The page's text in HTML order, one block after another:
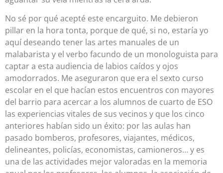
No sé por qué acepté este encarguito. Me debieron
pillar en la hora tonta, porque de qué, si no, estaría yo
aquí deseando tener las artes manuales de un
malabarista y el verbo facundo de un monologuista para
captar a esta audiencia de labios caídos y ojos
amodorrados. Me aseguraron que era el sexto curso
escolar en el que hacían estos encuentros con mayores
del barrio para acercar a los alumnos de cuarto de ESO
las experiencias vitales de sus vecinos y que los cinco
anteriores habían sido un éxito: por las aulas han
pasado bomberos, profesores, viajantes, médicos,
delineantes, policías, economistas, camioneros… y es
una de las actividades mejor valoradas en la memoria